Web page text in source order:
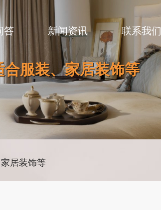
答 新闻资讯 联系我们
服装、家居装饰等
居装饰等